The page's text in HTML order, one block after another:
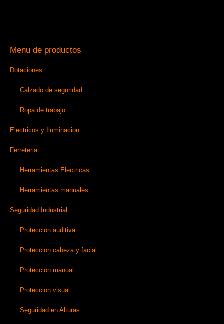
Menu de productos
Dotaciones
Calzado de seguridad
Ropa de trabajo
Electricos y Iluminacion
Ferreteria
Herramientas Electricas
Herramientas manuales
Seguridad Industrial
Proteccion auditiva
Proteccion cabeza y facial
Proteccion manual
Proteccion visual
Seguridad en Alturas